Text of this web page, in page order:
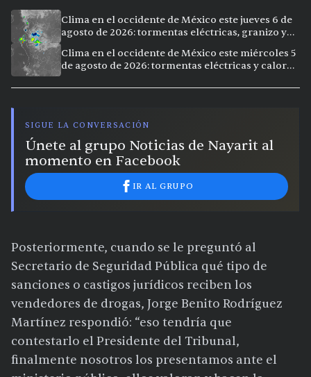
Clima en el occidente de México este jueves 6 de
agosto de 2026: tormentas eléctricas, granizo y
Clima en el occidente de México este miércoles 5
de agosto de 2026: tormentas eléctricas y calor
SIGUE LA CONVERSACIÓN
Únete al grupo Noticias de Nayarit al
momento en Facebook
IR AL GRUPO
Posteriormente, cuando se le preguntó al
Secretario de Seguridad Pública qué tipo de
sanciones o castigos jurídicos reciben los
vendedores de drogas, Jorge Benito Rodríguez
Martínez respondió: “eso tendría que
contestarlo el Presidente del Tribunal,
finalmente nosotros los presentamos ante el